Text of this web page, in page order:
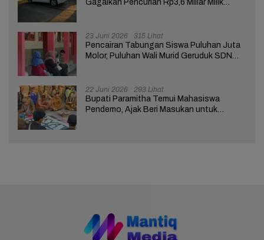
Gagalkan Pencurian Rp3,6 Miliar Milik
23 Juni 2026 315 Lihat
Pencairan Tabungan Siswa Puluhan Juta
Molor, Puluhan Wali Murid Geruduk SDN
22 Juni 2026 293 Lihat
Bupati Paramitha Temui Mahasiswa
Pendemo, Ajak Beri Masukan untuk